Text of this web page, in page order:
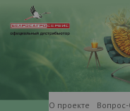
О проекте